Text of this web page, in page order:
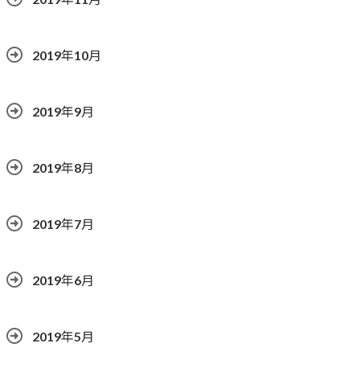
2019年10月
2019年9月
2019年8月
2019年7月
2019年6月
2019年5月